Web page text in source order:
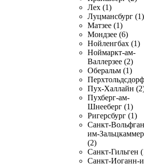
Лех (1)
Луцмансбург (1)
Матзее (1)
Мондзее (6)
Нойленгбах (1)
Ноймаркт-ам-
Валлерзее (2)
Оберальм (1)
Пух-Халлайн
Пухберг-ам-
Шнееберг (1)
Ригерсбург (1)
Санкт-
им-
(2)
Санкт-Гильген
Санкт-Иоганн-